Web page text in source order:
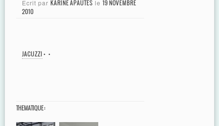
Ecrit par KARINE APAUTES le 19 NOVEMBRE
2010
JACUZZI• •
THEMATIQUE :